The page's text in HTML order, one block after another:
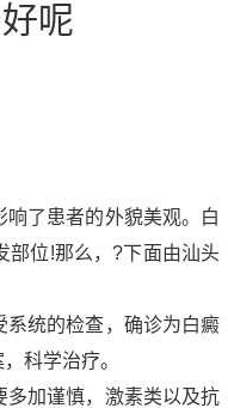
呢
了患者的外貌美观。白
部位!那么，?下面由汕头
系统的检查，确诊为白癜
科学治疗。
多加谨慎，激素类以及抗